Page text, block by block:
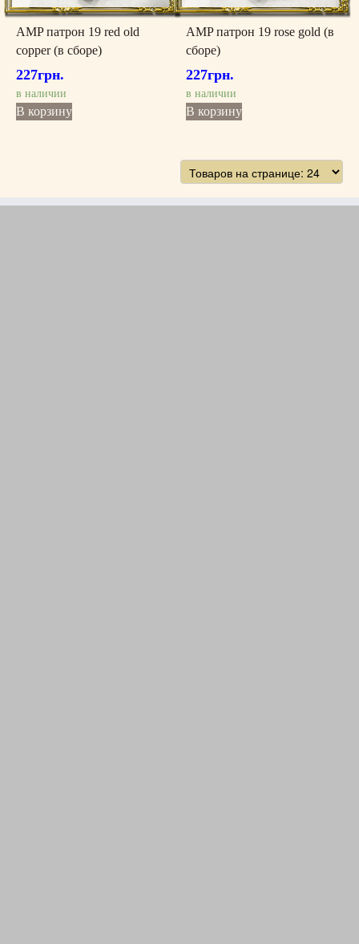
AMP патрон 19 red old
copper (в сборе)
227грн.
в наличии
В корзину
AMP патрон 19 rose gold (в
сборе)
227грн.
в наличии
В корзину